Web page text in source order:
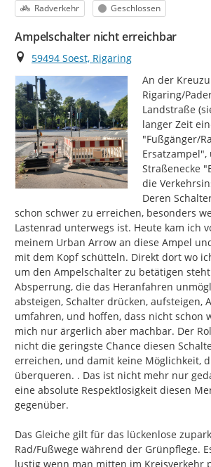
Kategorie
Radverkehr Status
Geschlossen
Ampelschalter nicht erreichbar
Ort
59494 Soest, Rigaring
An der
Rigaring/
Landstraße
langer Zeit
"Fußgänger/
Straßenecke
die
Deren
schon schwer zu erreichen, besonders
Lastenrad unterwegs ist. Heute kam ich
meinem Urban Arrow an diese Ampel
mit dem Kopf schütteln. Direkt dort wo
um den Ampelschalter zu betätigen
Absperrung, die das Heranfahren
absteigen, Schalter drücken, aufsteigen,
umfahren, und hoffen, dass nicht schon
mich nur ärgerlich aber machbar. Der
nicht die geringste Chance diesen
erreichen, und damit keine Möglichkeit,
überqueren. . Das ist nicht mehr nur
eine absolute Respektlosigkeit diesen
gegenüber.
Das Gleiche gilt für das lückenlose
Rad/Fußwege während der Grünpflege.
lustig wenn man mitten im Kreisverkehr